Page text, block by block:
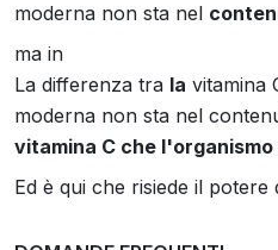
moderna non sta nel
ma in
La differenza tra la vitamina
moderna non sta nel
vitamina C che
Ed è qui che risiede il potere